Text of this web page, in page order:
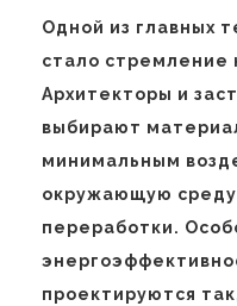
Одной из главных
стало стремление
Архитекторы и
выбирают
минимальным
окружающую
переработки.
проектируются